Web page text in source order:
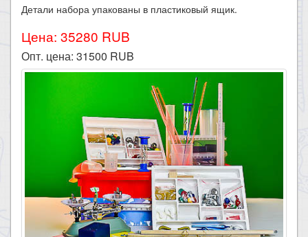
Детали набора упакованы в пластиковый ящик.​
Цена: 35280 RUB
Опт. цена: 31500 RUB